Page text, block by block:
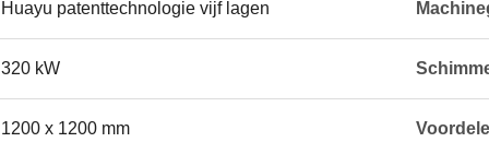
Huayu patenttechnologie vijf lagen
320 kW
1200 x 1200 mm